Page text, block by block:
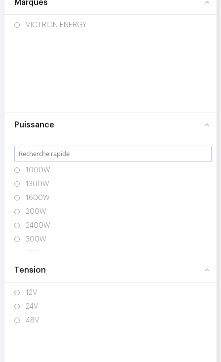
Marques
VICTRON ENERGY
Puissance
1000W
1300W
1600W
200W
2400W
300W
400W
4000W
5300W
700W
Tension
12V
24V
48V